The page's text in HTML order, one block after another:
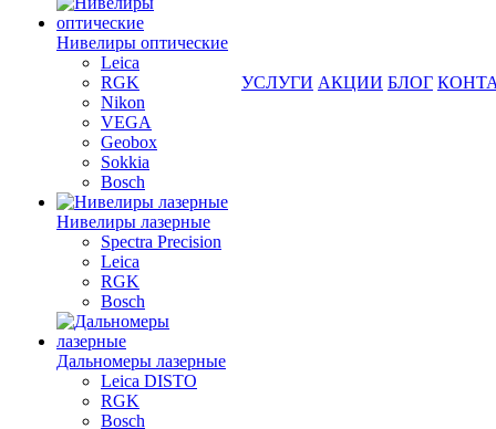
Нивелиры оптические
Leica
RGK
Nikon
VEGA
Geobox
Sokkia
Bosch
Нивелиры лазерные
Spectra Precision
Leica
RGK
Bosch
Дальномеры лазерные
Leica DISTO
RGK
Bosch
УСЛУГИ АКЦИИ БЛОГ